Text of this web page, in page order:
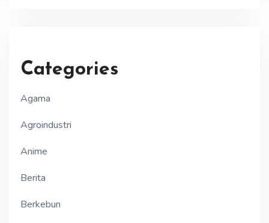
Categories
Agama
Agroindustri
Anime
Berita
Berkebun